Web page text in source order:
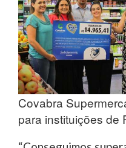
Covabra
para instituições de